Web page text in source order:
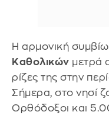
Η αρμονική
Καθολικών μετρά
ρίζες της στην
Σήμερα, στο νησί
Ορθόδοξοι και